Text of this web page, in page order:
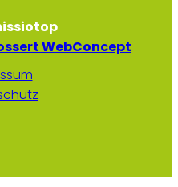
WebConcept